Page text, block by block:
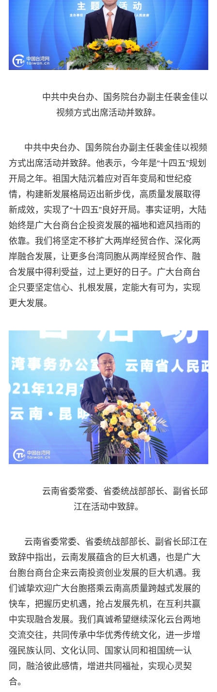
中共中央台办、国务院台办副主任裴金佳以
视频方式出席活动并致辞。
中共中央台办、国务院台办副主任裴金佳以视频
方式出席活动并致辞。他表示，今年是“十四五”规划
开局之年。祖国大陆沉着应对百年变局和世纪疫
情，构建新发展格局迈出新步伐，高质量发展取得
新成效，实现了“十四五”良好开局。事实证明，大陆
始终是广大台商台企投资发展的福地和遮风挡雨的
依靠。我们将坚定不移扩大两岸经贸合作、深化两
岸融合发展，让更多台湾同胞从两岸经贸合作、融
合发展中得利受益，过上更好的日子。广大台商台
企只要坚定信心、扎根发展，定能大有可为，实现
更大发展。
云南省委常委、省委统战部部长、副省长邱
江在活动中致辞。
云南省委常委、省委统战部部长、副省长邱江在
致辞中指出，云南发展蕴含的巨大机遇，也是广大
台胞台商台企来云南投资创业发展的巨大机遇。我
们诚挚欢迎广大台胞搭乘云南高质量跨越式发展的
快车，把握历史机遇，抢占发展先机，在互利共赢
中实现融合发展。我们真诚希望继续深化云台两地
交流交往，共同传承中华优秀传统文化，进一步增
强民族认同、文化认同、国家认同和祖国统一认
同，融洽彼此感情，增进共同福祉，实现心灵契
合。